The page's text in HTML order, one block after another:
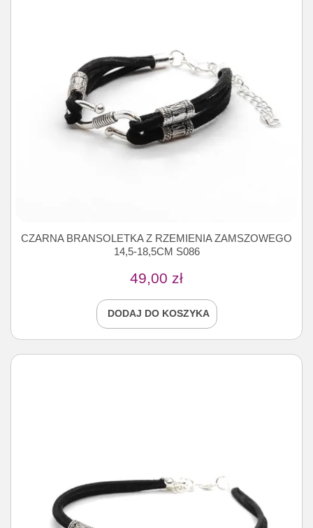
CZARNA BRANSOLETKA Z RZEMIENIA ZAMSZOWEGO
14,5-18,5CM S086
49,00 zł
DODAJ DO KOSZYKA